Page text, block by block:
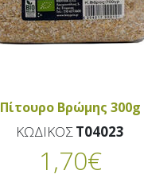
Πίτουρο Βρώμης 300g
ΚΩΔΙΚΟΣT04023
1,70€